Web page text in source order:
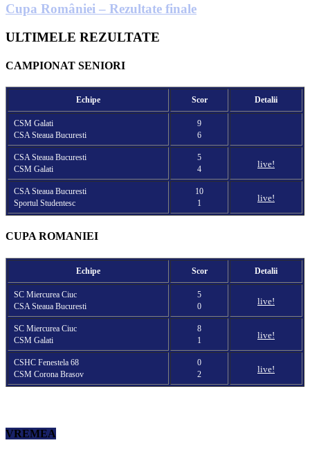
Cupa României – Rezultate finale
ULTIMELE REZULTATE
CAMPIONAT SENIORI
Echipe Scor Detalii
CSM Galati
CSA Steaua Bucuresti
9
6
CSA Steaua Bucuresti
CSM Galati
5
4
live!
CSA Steaua Bucuresti
Sportul Studentesc
10
1
live!
CUPA ROMANIEI
Echipe Scor Detalii
SC Miercurea Ciuc
CSA Steaua Bucuresti
5
0
live!
SC Miercurea Ciuc
CSM Galati
8
1
live!
CSHC Fenestela 68
CSM Corona Brasov
0
2
live!
VREMEA